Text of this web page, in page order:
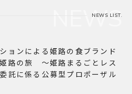
NEWS LIST.
NEWS
ョンによる姫路の食ブランド
路の旅 ～姫路まるごとレス
託に係る公募型プロポーザル